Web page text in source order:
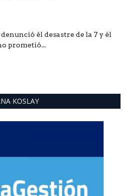
él desastre de la 7 y él
prometió...
KOSLAY